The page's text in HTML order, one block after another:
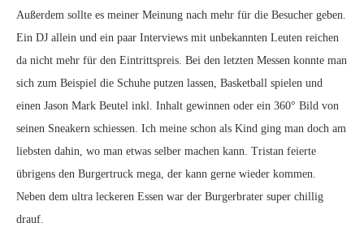
Außerdem sollte es meiner Meinung nach mehr für die Besucher geben.
Ein DJ allein und ein paar Interviews mit unbekannten Leuten reichen
da nicht mehr für den Eintrittspreis. Bei den letzten Messen konnte man
sich zum Beispiel die Schuhe putzen lassen, Basketball spielen und
einen Jason Mark Beutel inkl. Inhalt gewinnen oder ein 360° Bild von
seinen Sneakern schiessen. Ich meine schon als Kind ging man doch am
liebsten dahin, wo man etwas selber machen kann. Tristan feierte
übrigens den Burgertruck mega, der kann gerne wieder kommen.
Neben dem ultra leckeren Essen war der Burgerbrater super chillig
drauf.